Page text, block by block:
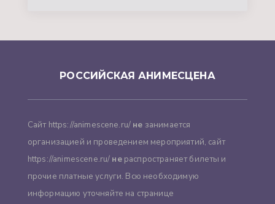
РОССИЙСКАЯ АНИМЕСЦЕНА
Сайт https://animescene.ru/ не занимается
организацией и проведением мероприятий, сайт
https://animescene.ru/ нераспространяет билеты и
прочие платные услуги. Всю необходимую
информацию уточняйте на странице